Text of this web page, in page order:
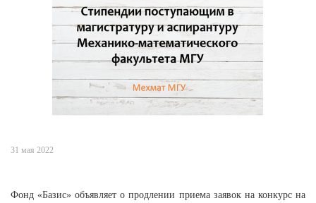
31 мая 2022
Фонд «Базис» объявляет о продлении приема заявок на конкурс на